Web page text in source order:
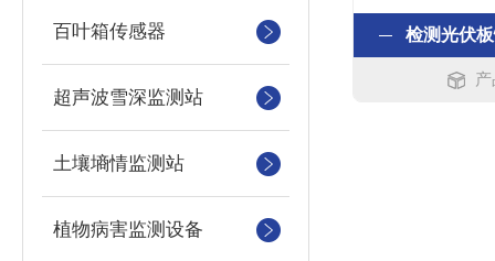
百叶箱传感器
超声波雪深监测站
土壤墒情监测站
植物病害监测设备
检测光伏